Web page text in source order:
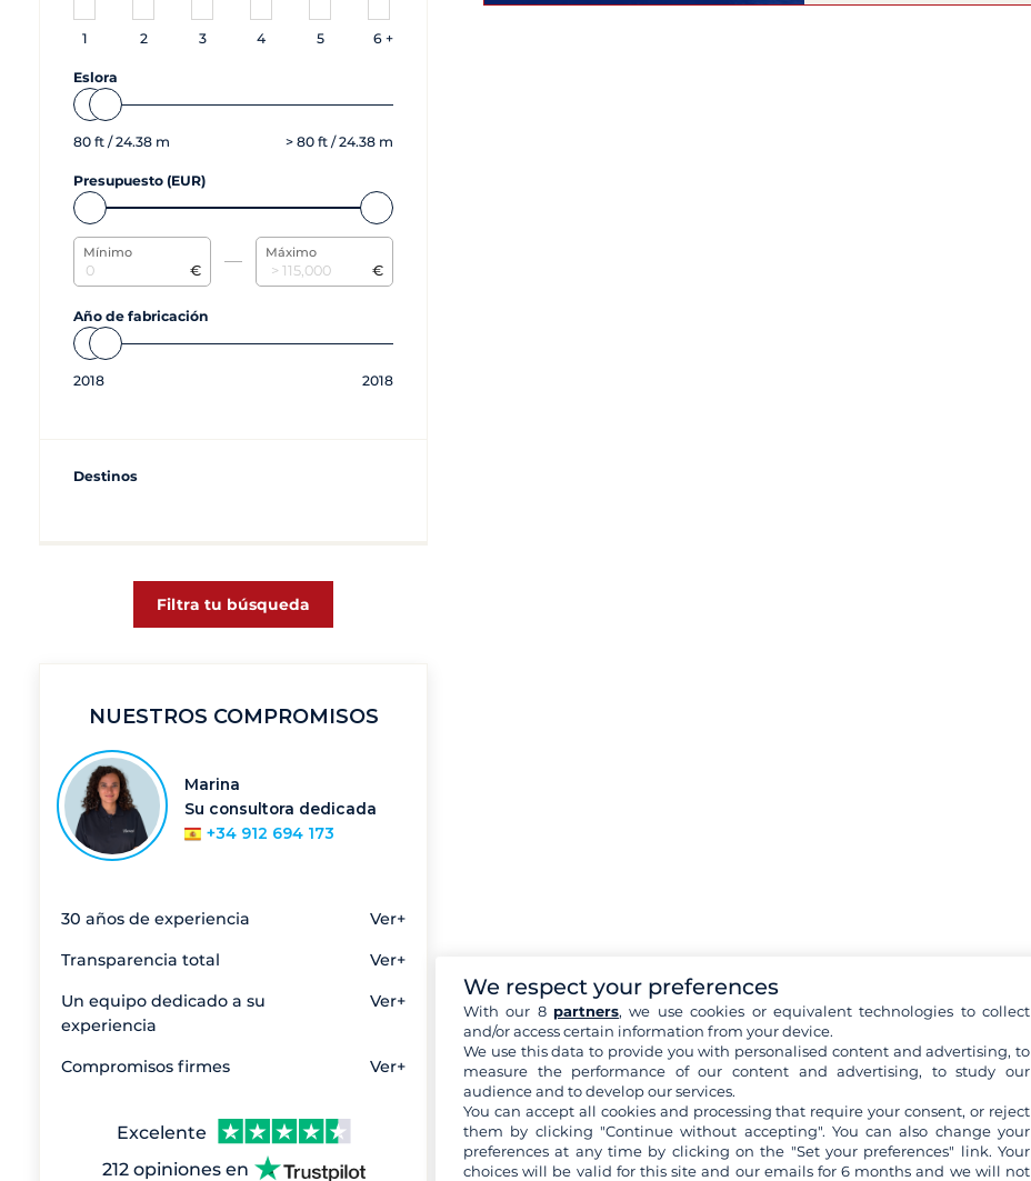
1 2 3 4 5 6 +
Eslora
80 ft /24.38 m > 80 ft /24.38 m
Presupuesto (EUR)
Mínimo
€
Máximo
€
Año de fabricación
2018 2018
Destinos
Filtra tu búsqueda
NUESTROS COMPROMISOS
Marina
Su consultora dedicada
+34 912 694 173
30 años de experiencia Ver+
Transparencia total Ver+
Un equipo dedicado a su
experiencia
Ver+
Compromisos firmes Ver+
Excelente
212 opiniones en
We respect your preferences
With our 8 partners, we use cookies or equivalent technologies to collect
and/or access certain information from your device.
We use this data to provide you with personalised content and advertising, to
measure the performance of our content and advertising, to study our
audience and to develop our services.
You can accept all cookies and processing that require your consent, or reject
them by clicking "Continue without accepting". You can also change your
preferences at any time by clicking on the "Set your preferences" link. Your
choices will be valid for this site and our emails for 6 months and we will not